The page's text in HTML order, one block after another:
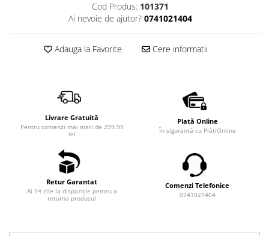
Cod Produs: 101371
Ai nevoie de ajutor? 0741021404
Adauga la Favorite Cere informatii
Livrare Gratuită
Pentru comenzi mai mari de 299.99
lei
Plată Online
În sigurantă cu PlățiOnline
Retur Garantat
Ai 14 zile la dispoziție pentru a
returna produsul
Comenzi Telefonice
0741021404